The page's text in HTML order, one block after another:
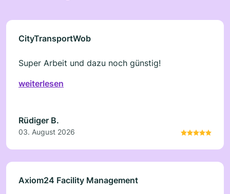
CityTransportWob
Super Arbeit und dazu noch günstig!
weiterlesen
Rüdiger B.
03. August 2026
Axiom24 Facility Management